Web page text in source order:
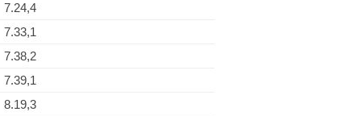
7.24,4
7.33,1
7.38,2
7.39,1
8.19,3